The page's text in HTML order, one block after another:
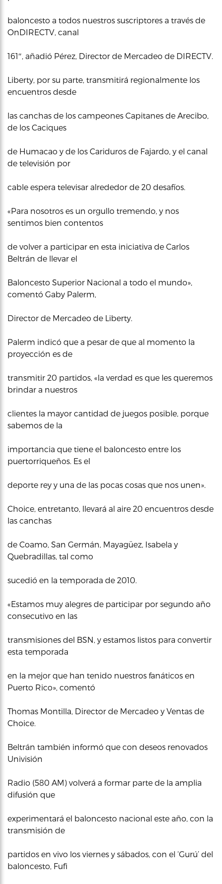
baloncesto a todos nuestros suscriptores a través de
OnDIRECTV, canal
161″, añadió Pérez, Director de Mercadeo de DIRECTV.
Liberty, por su parte, transmitirá regionalmente los
encuentros desde
las canchas de los campeones Capitanes de Arecibo,
de los Caciques
de Humacao y de los Cariduros de Fajardo, y el canal
de televisión por
cable espera televisar alrededor de 20 desafíos.
«Para nosotros es un orgullo tremendo, y nos
sentimos bien contentos
de volver a participar en esta iniciativa de Carlos
Beltrán de llevar el
Baloncesto Superior Nacional a todo el mundo»,
comentó Gaby Palerm,
Director de Mercadeo de Liberty.
Palerm indicó que a pesar de que al momento la
proyección es de
transmitir 20 partidos, «la verdad es que les queremos
brindar a nuestros
clientes la mayor cantidad de juegos posible, porque
sabemos de la
importancia que tiene el baloncesto entre los
puertorriqueños. Es el
deporte rey y una de las pocas cosas que nos unen».
Choice, entretanto, llevará al aire 20 encuentros desde
las canchas
de Coamo, San Germán, Mayagüez, Isabela y
Quebradillas, tal como
sucedió en la temporada de 2010.
«Estamos muy alegres de participar por segundo año
consecutivo en las
transmisiones del BSN, y estamos listos para convertir
esta temporada
en la mejor que han tenido nuestros fanáticos en
Puerto Rico», comentó
Thomas Montilla, Director de Mercadeo y Ventas de
Choice.
Beltrán también informó que con deseos renovados
Univisión
Radio (580 AM) volverá a formar parte de la amplia
difusión que
experimentará el baloncesto nacional este año, con la
transmisión de
partidos en vivo los viernes y sábados, con el ‘Gurú’ del
baloncesto, Fufi